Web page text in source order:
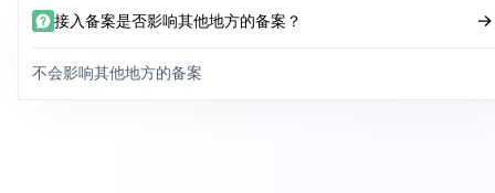
接入备案是否影响其他地方的备案？
不会影响其他地方的备案